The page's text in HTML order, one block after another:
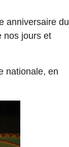
anniversaire du
nos jours et
nationale, en